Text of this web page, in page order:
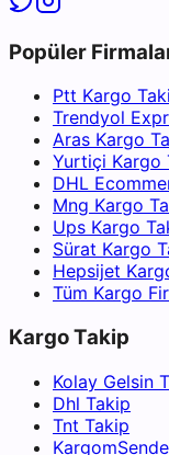
Popüler
Ptt Kargo
Trendyol
Aras Kargo
Yurtiçi Kargo
DHL
Mng Kargo
Ups Kargo
Sürat Kargo
Hepsijet
Tüm Kargo
Kargo Takip
Kolay Gelsin
Dhl Takip
Tnt Takip